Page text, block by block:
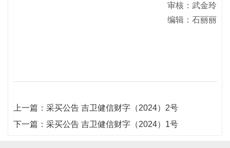
审核：武金玲
编辑：石丽丽
上一篇： 采买公告 吉卫健信财字（2024）2号
下一篇： 采买公告 吉卫健信财字（2024）1号